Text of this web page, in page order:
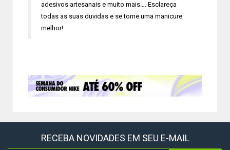
adesivos artesanais e muito mais…. Esclareça
todas as suas duvidas e se torne uma manicure
melhor!
RECEBA NOVIDADES EM SEU E-MAIL